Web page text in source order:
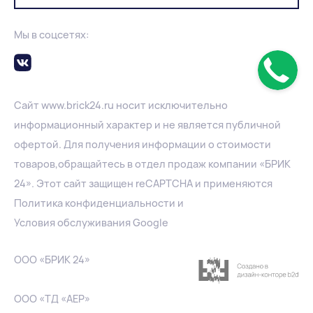
поризованный (PO®OMAXтм-250,PO®OMAXтм-250-
Камень керамический крупноформатный рядовой
(PO®OMAXтм-200,PO®OMAXтм-120).pdf
Кирпич керамический лицевой пустотелый
(«Классик»,«Классик УС»,«Классик-
Руст»,«Классик-Антик»,«Евро Классик»).pdf
светлого тона («Сахара », «Беж ») М125.pdf
тона («Беж Элит Евро», «Сахара Евро» ) М125.pdf
Кирпич керамический лицевой пустотелый
(«Готик», «Готик-Pуст») М-175.pdf
Мы в соцсетях:
Сайт www.brick24.ru носит исключительно
информационный характер и не является публичной
офертой. Для получения информации о стоимости
товаров,обращайтесь в отдел продаж компании «БРИК
24». Этот сайт защищен reCAPTCHA и применяются
Политика конфиденциальности и
Условия обслуживания Google
ООО «БРИК 24»
ООО «ТД «АЕР»